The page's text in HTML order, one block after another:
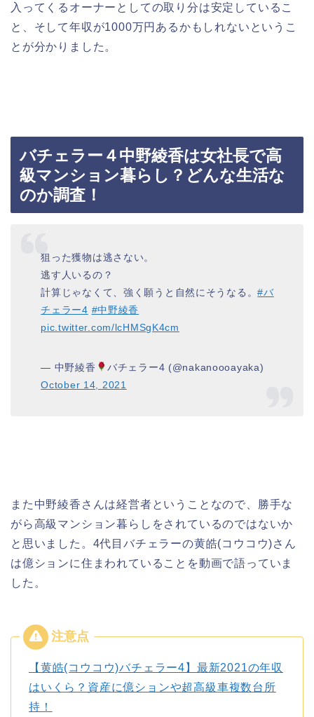
入ってくるオーナーとしての取り分は安定しているこ
と、そして年収が1000万円あるかもしれないというこ
とが分かりました。
バチェラー４中野綾香は女社長で高
級マンション暮らし？どんな生活な
のか調査！
狙った獲物は逃さない。
逃す人いるの？
計算じゃなくて、強く願うと自然にそうなる。#バ
チェラー4 #中野綾香
pic.twitter.com/lcHMSgK4cm
— 中野綾香
バチェラー4 (@nakanoooayaka)
October 14, 2021
また中野綾香さんは経営者ということなので、勝手な
がら高級マンション暮らしをされているのではないか
と思いました。4代目バチェラーの黄皓(コウコウ)さん
は億ションに住まわれていることを動画で語っていま
した。
【黄皓(コウコウ)バチェラー4】最新2021の年収
はいくら？資産に億ションや超高級車複数台所
持！